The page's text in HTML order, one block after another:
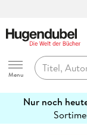
Hugendubel
Menu
Nur noch
erfahren